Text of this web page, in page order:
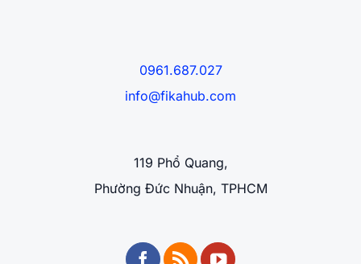
0961.687.027
info@fikahub.com
119 Phổ Quang,
Phường Đức Nhuận, TPHCM